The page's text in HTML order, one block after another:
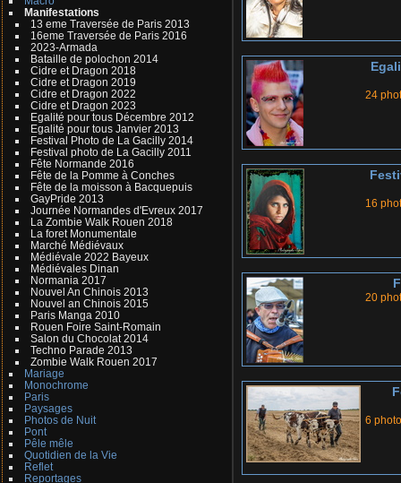
Manifestations
13 eme Traversée de Paris 2013
16eme Traversée de Paris 2016
2023-Armada
Bataille de polochon 2014
Cidre et Dragon 2018
Cidre et Dragon 2019
Cidre et Dragon 2022
Cidre et Dragon 2023
Egalité pour tous Décembre 2012
Egalité pour tous Janvier 2013
Festival Photo de La Gacilly 2014
Festival photo de La Gacilly 2011
Fête Normande 2016
Fête de la Pomme à Conches
Fête de la moisson à Bacquepuis
GayPride 2013
Journée Normandes d'Evreux 2017
La Zombie Walk Rouen 2018
La foret Monumentale
Marché Médiévaux
Médiévale 2022 Bayeux
Médiévales Dinan
Normania 2017
Nouvel An Chinois 2013
Nouvel an Chinois 2015
Paris Manga 2010
Rouen Foire Saint-Romain
Salon du Chocolat 2014
Techno Parade 2013
Zombie Walk Rouen 2017
Mariage
Monochrome
Paris
Paysages
Photos de Nuit
Pont
Pêle mêle
Quotidien de la Vie
Reflet
Reportages
24
16
20
6